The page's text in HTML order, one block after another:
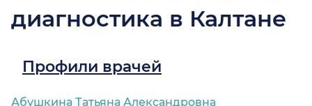
диагностика в Калтане
Профили врачей
Абушкина Татьяна Александровна